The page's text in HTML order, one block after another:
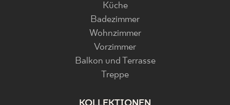
Küche
Badezimmer
Wohnzimmer
Vorzimmer
Balkon und Terrasse
Treppe